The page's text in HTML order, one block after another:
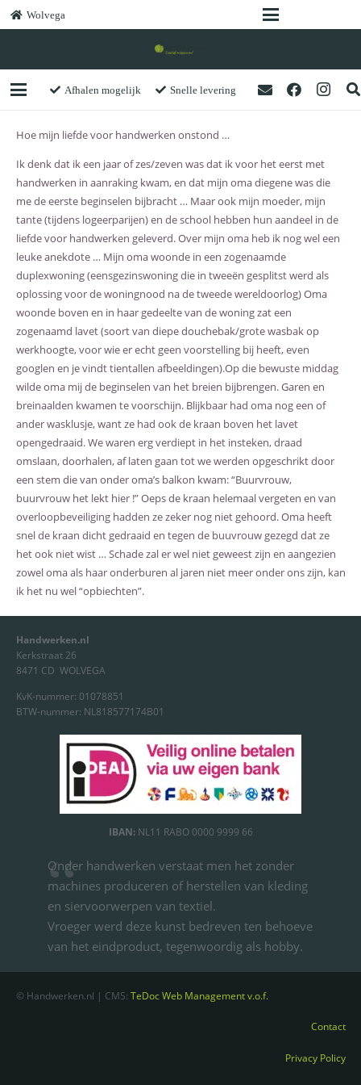
Wolvega
Afhalen mogelijk Snelle levering
Hoe mijn liefde voor handwerken onstond …
Ik denk dat ik een jaar of zes/zeven was dat ik voor het eerst met
handwerken in aanraking kwam, en dat mijn oma diegene was die
me de eerste beginselen bijbracht … Maar ook mijn moeder, mijn
tante (tijdens logeerparijen) en de school hebben hun aandeel in de
liefde voor handwerken geleverd. Over mijn oma heb ik nog wel een
leuke anekdote … Mijn oma woonde in een zogenaamde
duplexwoning (eensgezinswoning die in tweeën gesplitst werd als
oplossing voor de woningnood na de tweede wereldoorlog) Oma
woonde boven en in haar gedeelte van de woning zat een
zogenaamd lavet (soort van diepe douchebak/grote wasbak op
werkhoogte, voor wie er echt geen voorstelling bij heeft, even
googlen en je vindt tientallen afbeeldingen).Op die bewuste middag
wilde oma mij de beginselen van het breien bijbrengen. Garen en
breinaalden kwamen te voorschijn. Blijkbaar had oma nog een of
ander wasklusje, want ze had ook de kraan boven het lavet
opengedraaid. We waren erg verdiept in het insteken, draad
omslaan, doorhalen, af laten gaan tot we werden opgeschrikt door
een stem die van onder oma’s balkon kwam: “Buurvrouw,
buurvrouw het lekt hier !” Oeps de kraan helemaal vergeten en van
overloopbeveiliging hadden ze zeker nog niet gehoord. Oma heeft
snel de kraan dicht gedraaid en tegen de buuvrouw gezegd dat ze
het ook niet wist … Schade zal er wel niet geweest zijn en aangezien
zowel oma als haar onderburen al jaren niet meer onder ons zijn, kan
ik het nu wel “opbiechten”.
Handwerken.nl
Kerkstraat 26
8471 CD WOLVEGA
KvK-nummer: 01078851
BTW-nummer: NL818577174B01
IBAN: NL11 RABO 0000 9999 66
Onder handwerken verstaat men het zonder
machines produceren of herstellen van kleding
en siervoorwerpen van textiel.
Vroeger werd deze kunst bedreven ten behoeve
van het eindproduct, tegenwoordig als hobby.
© Handwerken.nl | CMS: TeDoc Web Management v.o.f.
Contact
Privacy Policy